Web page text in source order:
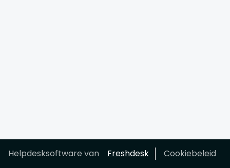
Helpdesksoftware van Freshdesk Cookiebeleid